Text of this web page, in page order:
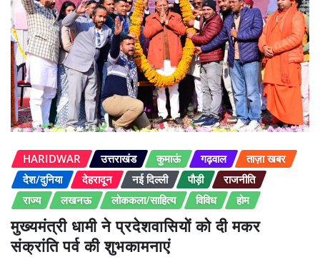
HARIDWAR उत्तराखंड कुमाऊं गढ़वाल
ताज़ा खबर
देश/दुनिया
देहरादून नई दिल्ली पौड़ी
राजनीति
राज्य
लखनऊ लोककला/साहित्य विविध होम
मुख्यमंत्री धामी ने प्रदेशवासियों को दी मकर
संक्रांति पर्व की शुभकामनाएं